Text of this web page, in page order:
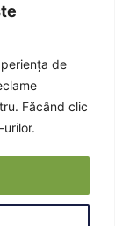
de
Făcând clic